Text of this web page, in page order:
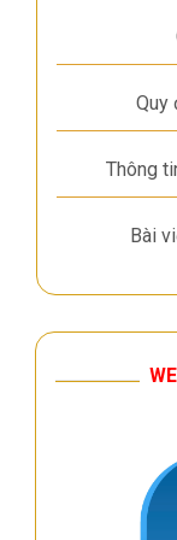
Quy
Thông
Bài